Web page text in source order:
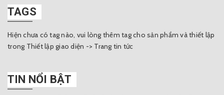
TAGS
Hiện chưa có tag nào, vui lòng thêm tag cho sản phẩm và thiết lập
trong Thiết lập giao diện -> Trang tin tức
TIN NỔI BẬT